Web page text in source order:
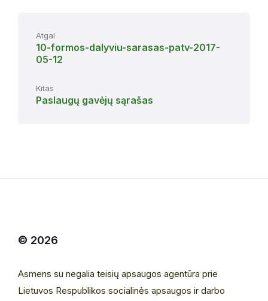
Atgal
10-formos-dalyviu-sarasas-patv-2017-
05-12
Kitas
Paslaugų gavėjų sąrašas
© 2026
Asmens su negalia teisių apsaugos agentūra prie
Lietuvos Respublikos socialinės apsaugos ir darbo